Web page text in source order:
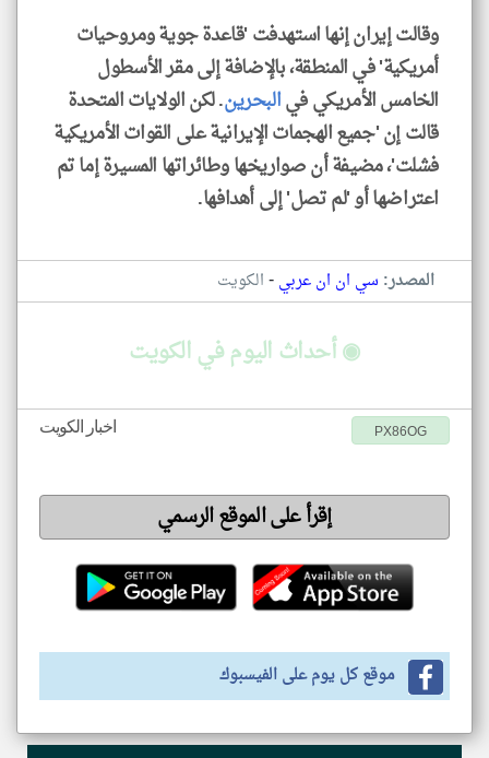
وقالت إيران إنها استهدفت 'قاعدة جوية ومروحيات
أمريكية' في المنطقة، بالإضافة إلى مقر الأسطول
الخامس الأمريكي فيالبحرين. لكن الولايات المتحدة
قالت إن 'جميع الهجمات الإيرانية على القوات الأمريكية
فشلت'، مضيفة أن صواريخها وطائراتها المسيرة إما تم
اعتراضها أو 'لم تصل' إلى أهدافها.
المصدر: سي ان ان عربي-الكويت
◉ أحداث اليوم في الكويت
اخبار الكويت PX86OG
إقرأ على الموقع الرسمي
موقع كل يوم على الفيسبوك